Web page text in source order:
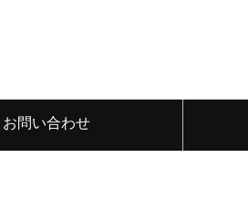
お問い合わせ